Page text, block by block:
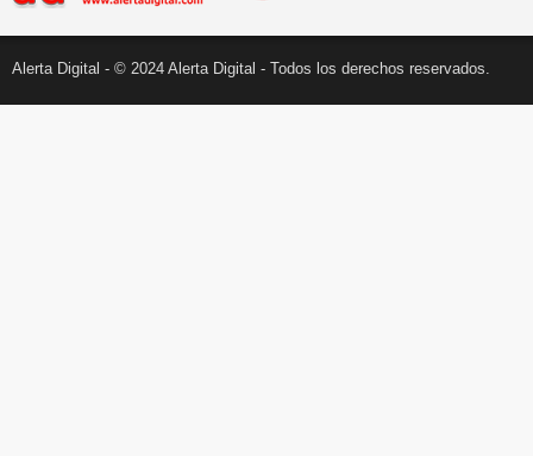
Alerta Digital - © 2024 Alerta Digital - Todos los derechos reservados.